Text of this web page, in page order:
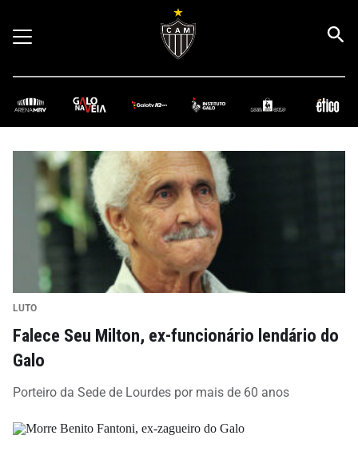
LUTO
Falece Seu Milton, ex-funcionário lendário do
Galo
Porteiro da Sede de Lourdes por mais de 60 anos